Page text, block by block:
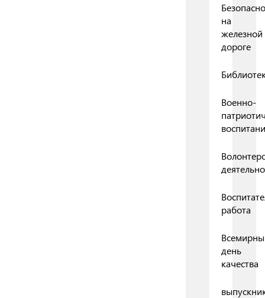
на
железной
дороге
Военно-
работа
день
качества